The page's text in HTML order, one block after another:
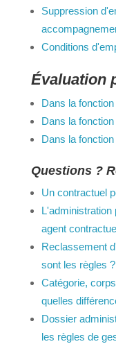
Suppression
Conditions
Évaluation
Dans la
Dans la
Dans la
Questions ?
Un contractuel
agent
Reclassement
quelles sont les
Catégorie,
échelon :
Dossier
sont les règles